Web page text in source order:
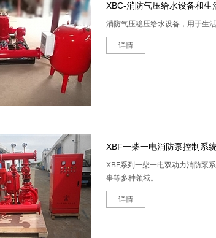
XBC-消防气压给水设备和生
消防气压稳压给水设备，用于生
详情
XBF一柴一电消防泵控制系
XBF系列一柴一电双动力消防泵
事等多种领域。
详情